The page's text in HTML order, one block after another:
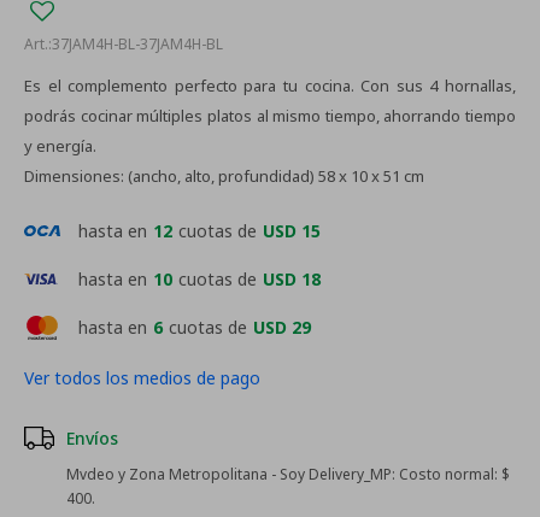
37JAM4H-BL-37JAM4H-BL
Es el complemento perfecto para tu cocina. Con sus 4 hornallas,
podrás cocinar múltiples platos al mismo tiempo, ahorrando tiempo
y energía.
Dimensiones: (ancho, alto, profundidad) 58 x 10 x 51 cm
hasta en 6 cuotas de USD 29
hasta en 12 cuotas de USD 15
hasta en 10 cuotas de USD 18
Ver todos los medios de pago
Envíos
Mvdeo y Zona Metropolitana - Soy Delivery_MP: Costo normal: $
400.